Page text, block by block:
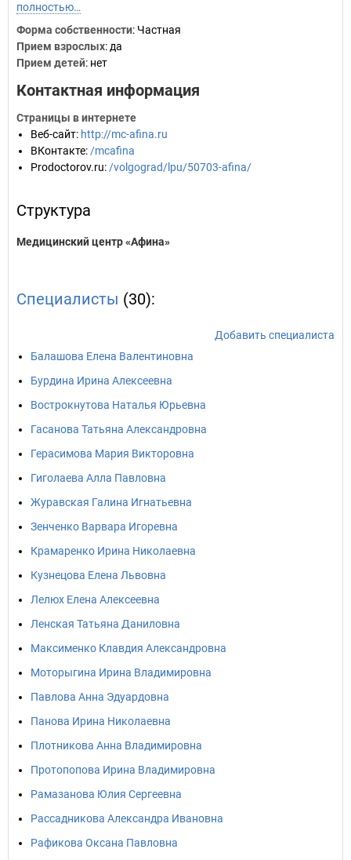
полностью…
Форма собственности: Частная
Прием взрослых: да
Прием детей: нет
Контактная информация
Страницы в интернете
Веб-сайт: http://mc-afina.ru
ВКонтакте: /mcafina
Prodoctorov.ru: /volgograd/lpu/50703-afina/
Структура
Медицинский центр «Афина»
Специалисты (30):
Добавить специалиста
Балашова Елена Валентиновна
Бурдина Ирина Алексеевна
Вострокнутова Наталья Юрьевна
Гасанова Татьяна Александровна
Герасимова Мария Викторовна
Гиголаева Алла Павловна
Журавская Галина Игнатьевна
Зенченко Варвара Игоревна
Крамаренко Ирина Николаевна
Кузнецова Елена Львовна
Лелюх Елена Алексеевна
Ленская Татьяна Даниловна
Максименко Клавдия Александровна
Моторыгина Ирина Владимировна
Павлова Анна Эдуардовна
Панова Ирина Николаевна
Плотникова Анна Владимировна
Протопопова Ирина Владимировна
Рамазанова Юлия Сергеевна
Рассадникова Александра Ивановна
Рафикова Оксана Павловна